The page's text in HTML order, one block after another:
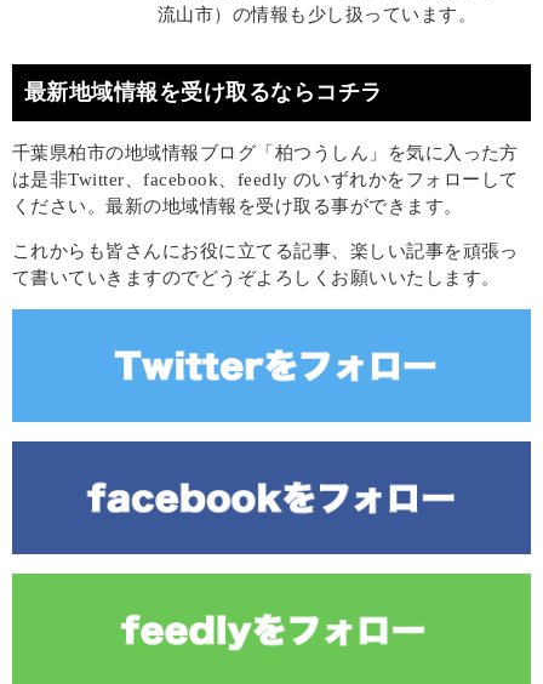
流山市）の情報も少し扱っています。
最新地域情報を受け取るならコチラ
千葉県柏市の地域情報ブログ「柏つうしん」を気に入った方
は是非Twitter、facebook、feedly のいずれかをフォローして
ください。最新の地域情報を受け取る事ができます。
これからも皆さんにお役に立てる記事、楽しい記事を頑張っ
て書いていきますのでどうぞよろしくお願いいたします。